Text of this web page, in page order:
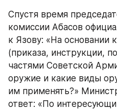
Спустя время
комиссии Абасов
к Язову: «На основании
(приказа, инструкции,
частями Советской
оружие и какие виды
им применять?»
ответ: «По